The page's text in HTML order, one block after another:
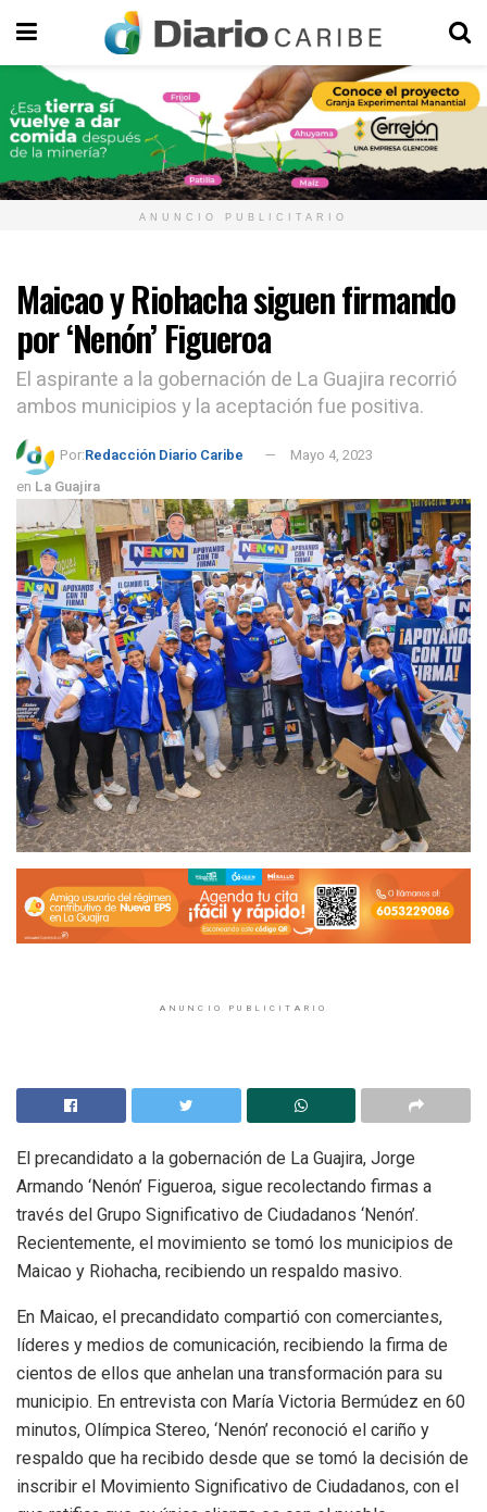
ANUNCIO PUBLICITARIO
Maicao y Riohacha siguen firmando
por ‘Nenón’ Figueroa
El aspirante a la gobernación de La Guajira recorrió
ambos municipios y la aceptación fue positiva.
Por:Redacción Diario Caribe
Mayo 4, 2023
en La Guajira
ANUNCIO PUBLICITARIO
El precandidato a la gobernación de La Guajira, Jorge
Armando ‘Nenón’ Figueroa, sigue recolectando firmas a
través del Grupo Significativo de Ciudadanos ‘Nenón’.
Recientemente, el movimiento se tomó los municipios de
Maicao y Riohacha, recibiendo un respaldo masivo.
En Maicao, el precandidato compartió con comerciantes,
líderes y medios de comunicación, recibiendo la firma de
cientos de ellos que anhelan una transformación para su
municipio. En entrevista con María Victoria Bermúdez en 60
minutos, Olímpica Stereo, ‘Nenón’ reconoció el cariño y
respaldo que ha recibido desde que se tomó la decisión de
inscribir el Movimiento Significativo de Ciudadanos, con el